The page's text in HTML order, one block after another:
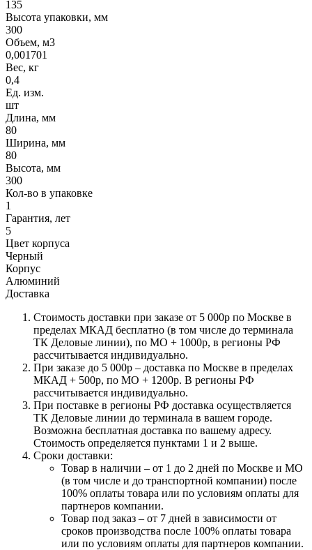
135
Высота упаковки, мм
300
Объем, м3
0,001701
Вес, кг
0,4
Ед. изм.
шт
Длина, мм
80
Ширина, мм
80
Высота, мм
300
Кол-во в упаковке
1
Гарантия, лет
5
Цвет корпуса
Черный
Корпус
Алюминий
Доставка
Стоимость доставки при заказе от 5 000р по Москве в
пределах МКАД бесплатно (в том числе до терминала
ТК Деловые линии), по МО + 1000р, в регионы РФ
рассчитывается индивидуально.
При заказе до 5 000р – доставка по Москве в пределах
МКАД + 500р, по МО + 1200р. В регионы РФ
рассчитывается индивидуально.
При поставке в регионы РФ доставка осуществляется
ТК Деловые линии до терминала в вашем городе.
Возможна бесплатная доставка по вашему адресу.
Стоимость определяется пунктами 1 и 2 выше.
Сроки доставки:
Товар в наличии – от 1 до 2 дней по Москве и МО
(в том числе и до транспортной компании) после
100% оплаты товара или по условиям оплаты для
партнеров компании.
Товар под заказ – от 7 дней в зависимости от
сроков производства после 100% оплаты товара
или по условиям оплаты для партнеров компании.